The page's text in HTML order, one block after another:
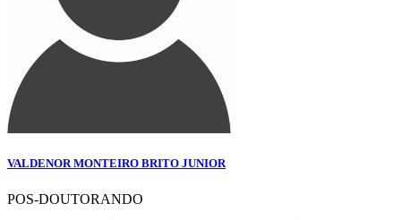
VALDENOR MONTEIRO BRITO JUNIOR
POS-DOUTORANDO